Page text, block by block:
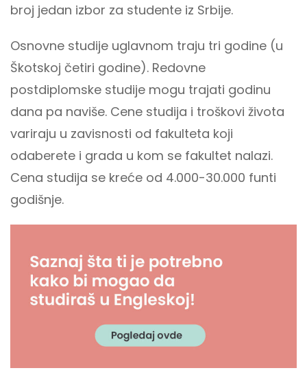
broj jedan izbor za studente iz Srbije.
Osnovne studije uglavnom traju tri godine (u
Škotskoj četiri godine). Redovne
postdiplomske studije mogu trajati godinu
dana pa naviše. Cene studija i troškovi života
variraju u zavisnosti od fakulteta koji
odaberete i grada u kom se fakultet nalazi.
Cena studija se kreće od 4.000-30.000 funti
godišnje.